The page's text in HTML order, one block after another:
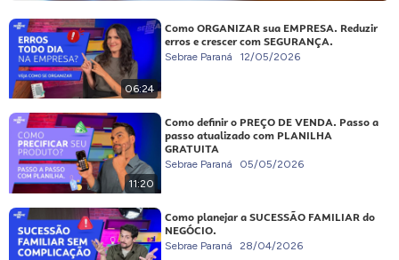
06:24
Como ORGANIZAR sua EMPRESA. Reduzir
erros e crescer com SEGURANÇA.
Sebrae Paraná 12/05/2026
11:20
Como definir o PREÇO DE VENDA. Passo a
passo atualizado com PLANILHA
GRATUITA
Sebrae Paraná 05/05/2026
Como planejar a SUCESSÃO FAMILIAR do
NEGÓCIO.
Sebrae Paraná 28/04/2026